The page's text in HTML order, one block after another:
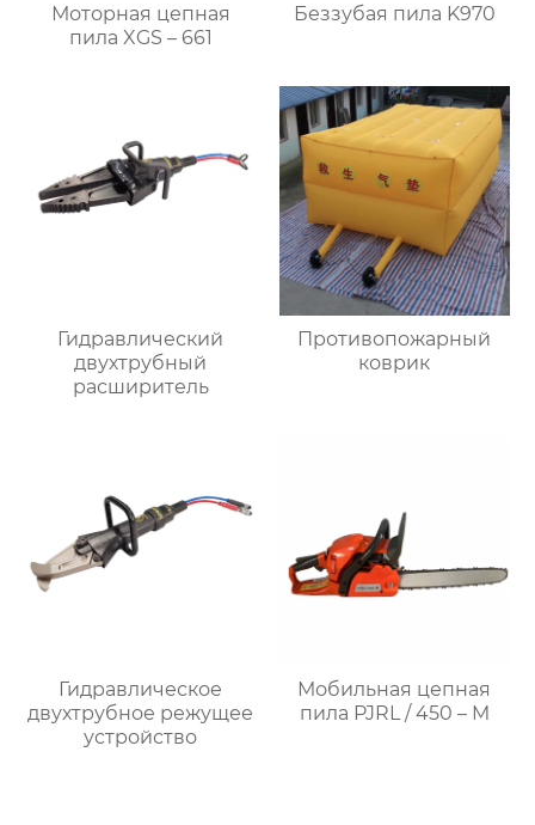
Моторная цепная
пила XGS – 661
Беззубая пила K970
Гидравлический
двухтрубный
расширитель
Противопожарный
коврик
Гидравлическое
двухтрубное режущее
устройство
Мобильная цепная
пила PJRL / 450 – M